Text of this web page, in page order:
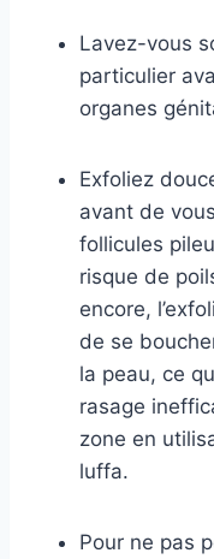
Lavez-vous
particulier
organes
Exfoliez
avant de
follicules
risque de
encore,
de se
la peau, ce
rasage
zone en
luffa.
Pour ne pas